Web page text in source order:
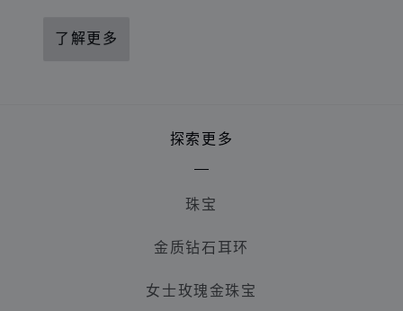
了解更多
探索更多
珠宝
金质钻石耳环
女士玫瑰金珠宝